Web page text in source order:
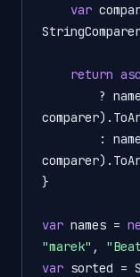
var
return
}
var names =
"marek" ,
var